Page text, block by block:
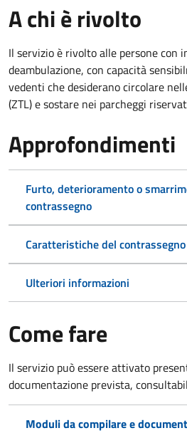
A chi è rivolto
Il servizio è rivolto alle persone con
deambulazione, con capacità
vedenti che desiderano circolare
(ZTL) e sostare nei parcheggi
Approfondimenti
Furto, deterioramento o
contrassegno
Caratteristiche del contrassegno
Ulteriori informazioni
Come fare
Il servizio può essere attivato
documentazione prevista,
Moduli da compilare e